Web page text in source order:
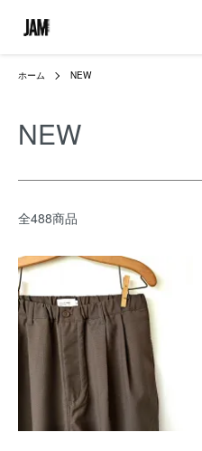
ホーム NEW
NEW
全488商品